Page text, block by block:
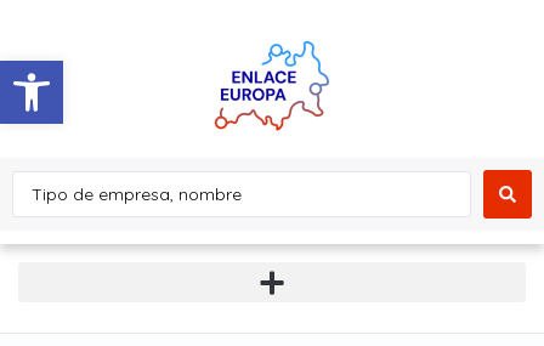
Abrir barra de herramientas